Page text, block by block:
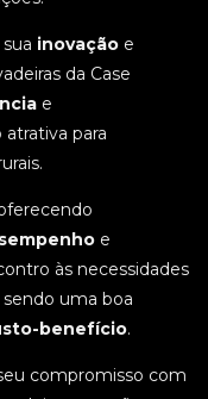
inovação e
da Case
e
para
e
às necessidades
uma boa
benefício.
compromisso com